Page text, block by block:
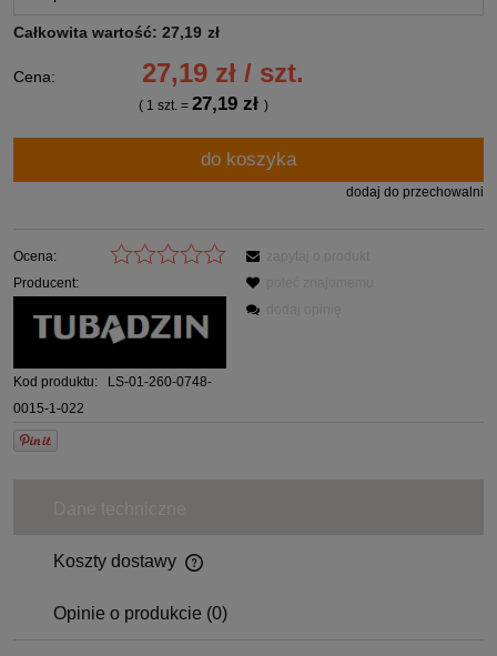
Całkowita wartość: 27,19 zł
Cena: 27,19 zł / szt.
( 1szt. =27,19 zł)
do koszyka
dodaj do przechowalni
Ocena:
Producent:
Kod produktu:
LS-01-260-0748-
0015-1-022
Koszty dostawy
Opinie o produkcie (0)